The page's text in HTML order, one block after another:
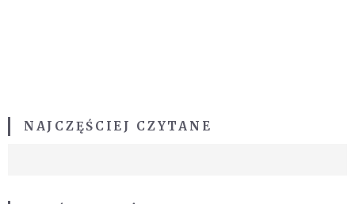
NAJCZĘŚCIEJ CZYTANE